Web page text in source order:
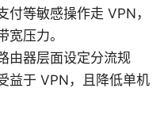
付等敏感操作走 VPN，
宽压力。
由器层面设定分流规
益于 VPN，且降低单机